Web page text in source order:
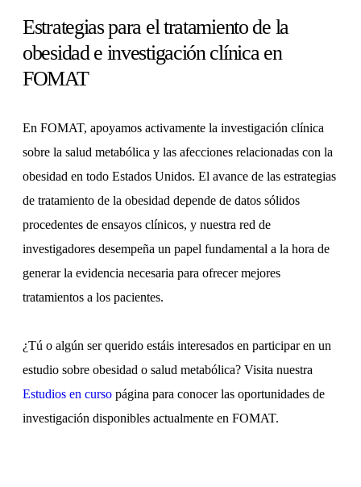
Estrategias para el tratamiento de la
obesidad e investigación clínica en
FOMAT
En FOMAT, apoyamos activamente la investigación clínica
sobre la salud metabólica y las afecciones relacionadas con la
obesidad en todo Estados Unidos. El avance de las estrategias
de tratamiento de la obesidad depende de datos sólidos
procedentes de ensayos clínicos, y nuestra red de
investigadores desempeña un papel fundamental a la hora de
generar la evidencia necesaria para ofrecer mejores
tratamientos a los pacientes.
¿Tú o algún ser querido estáis interesados en participar en un
estudio sobre obesidad o salud metabólica? Visita nuestra
Estudios en curso página para conocer las oportunidades de
investigación disponibles actualmente en FOMAT.